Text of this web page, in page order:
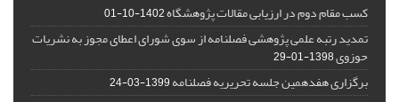
کسب مقام دوم در ارزیابی مقالات پژوهشگاه1402-10-01
تمدید رتبه علمی پژوهشی فصلنامه از سوی شورای اعطای مجوز به نشریات
حوزوی1398-01-29
برگزاری هفدهمین جلسه تحریریه فصلنامه1399-03-24